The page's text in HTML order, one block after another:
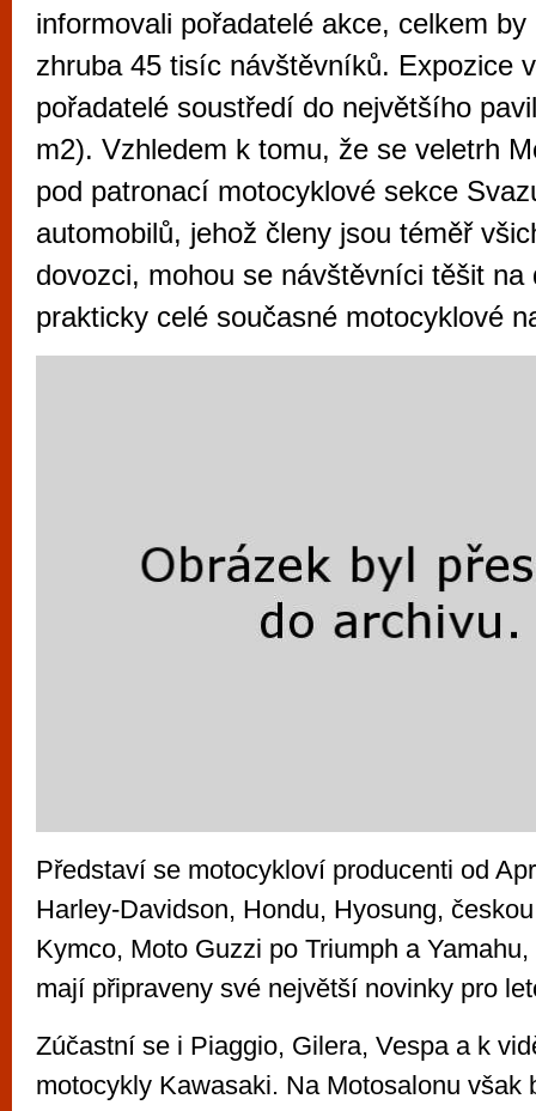
informovali pořadatelé akce, celkem
zhruba 45 tisíc návštěvníků. Expozice
pořadatelé soustředí do největšího
m2). Vzhledem k tomu, že se veletrh
pod patronací motocyklové sekce
automobilů, jehož členy jsou téměř
dovozci, mohou se návštěvníci těšit
prakticky celé současné motocyklové
Představí se motocykloví producenti od
Harley-Davidson, Hondu, Hyosung,
Kymco, Moto Guzzi po Triumph a
mají připraveny své největší novinky pro
Zúčastní se i Piaggio, Gilera, Vespa a k
motocykly Kawasaki. Na Motosalonu však
vyzkoušet různé kasinové hry. V
metropoli naleznete širokou nabídku her
po moderní automaty jak pro pravidelné
příležitostné hráče. V...